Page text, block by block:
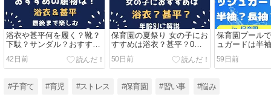
浴衣や甚平何を履く？靴？
下駄？サンダル？おすすめ
はコレ！男の子も女の子も
夏祭りはコレで決まり！
42日前
保育園の夏祭り 女の子にお
すすめは浴衣？甚平？0歳1
歳・2歳3歳・4歳5歳・年齢
別に保育士が解説します！
50日前
保育園プール
ュガードは半
育士が伝える
点
59日前
#子育て #育児 #ストレス #保育園 #習い事 #悩み